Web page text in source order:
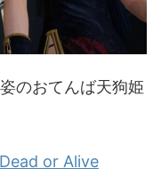
のおてんば天狗姫
or Alive